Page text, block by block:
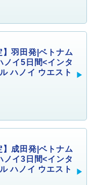
】羽田発|ベトナム
ノイ5日間<インタ
ハノイ ウエスト
】成田発|ベトナム
ノイ3日間<インタ
ハノイ ウエスト